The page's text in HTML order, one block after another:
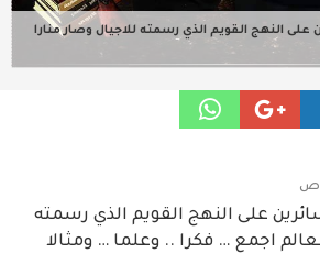
النهج القويم الذي رسمته للاجيال وصار منارا
على النهج القويم الذي رسمته
اجمع … فكرا .. وعلما … ومثالا